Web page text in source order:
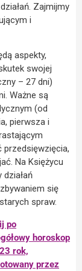
Zajmijmy
i
aspekty,
swojej
– 27 dni)
Ważne są
(od
pierwsza i
przedsięwzięcia,
Na Księżycu
się
spraw.
po
horoskop
rok,
przez